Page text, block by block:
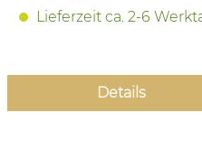
Lieferzeit ca. 2-6
Details